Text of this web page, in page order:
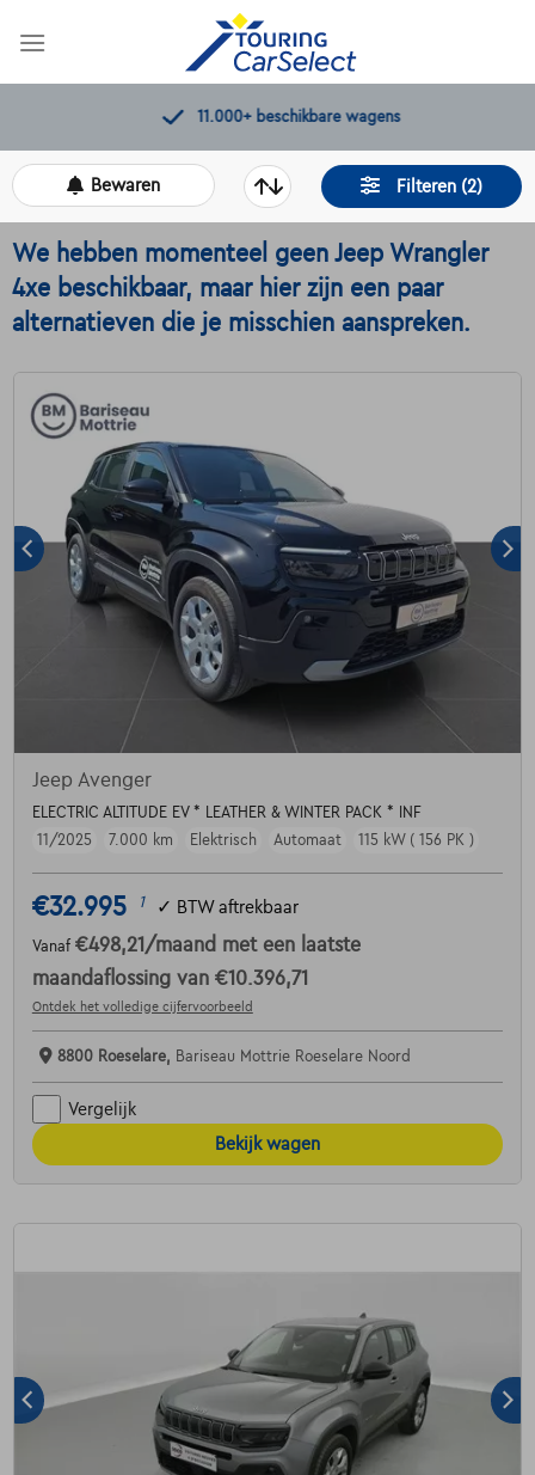
11.000+beschikbare wagens
Filteren (2)
Bewaren
We hebben momenteel geen Jeep Wrangler
4xe beschikbaar, maar hier zijn een paar
alternatieven die je misschien aanspreken.
Jeep Avenger
ELECTRIC ALTITUDE EV * LEATHER & WINTER PACK * INF
11/2025
7.000 km Elektrisch Automaat 115 kW ( 156 PK )
€32.995 1 ✓ BTW aftrekbaar
Vanaf €498,21 /maand met een laatste
maandaflossing van €10.396,71
Ontdek het volledige cijfervoorbeeld
8800 Roeselare, Bariseau Mottrie Roeselare Noord
Vergelijk
Bekijk wagen